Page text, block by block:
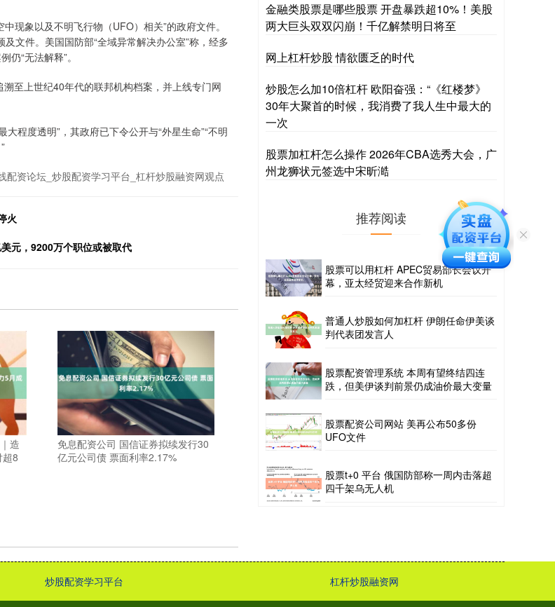
象以及不明飞行物（UFO）相关”的政府文件。
文件。美国国防部“全域异常解决办公室”称，经多
“无法解释”。
至上世纪40年代的联邦机构档案，并上线专门网
程度透明”，其政府已下令公开与“外星生命”“不明
配资论坛_炒股配资学习平台_杠杆炒股融资网观点
火
元，9200万个职位或被取代
造
8
免息配资公司 国信证券拟续发行30
亿元公司债 票面利率2.17%
金融类股票是哪些股票 开盘暴跌超10%！美股
两大巨头双双闪崩！千亿解禁明日将至
网上杠杆炒股 情欲匮乏的时代
炒股怎么加10倍杠杆 欧阳奋强：“《红楼梦》
30年大聚首的时候，我消费了我人生中最大的
一次
股票加杠杆怎么操作 2026年CBA选秀大会，广
州龙狮状元签选中宋昕澔
推荐阅读
股票可以用杠杆 APEC贸易部长会议开
幕，亚太经贸迎来合作新机
普通人炒股如何加杠杆 伊朗任命伊美谈
判代表团发言人
股票配资管理系统 本周有望终结四连
跌，但美伊谈判前景仍成油价最大变量
股票配资公司网站 美再公布50多份
UFO文件
股票t+0 平台 俄国防部称一周内击落超
四千架乌无人机
炒股配资学习平台 杠杆炒股融资网